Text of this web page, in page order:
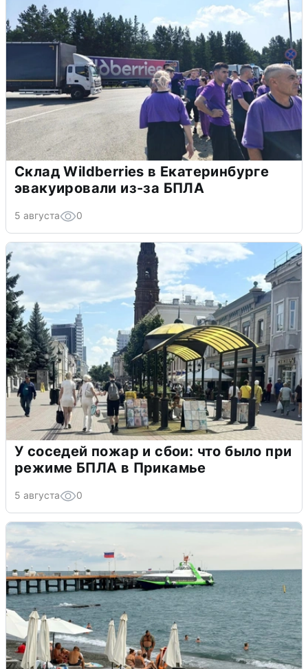
Склад Wildberries в Екатеринбурге
эвакуировали из-за БПЛА
5 августа 0
У соседей пожар и сбои: что было при
режиме БПЛА в Прикамье
5 августа 0